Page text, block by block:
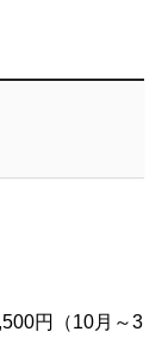
円（10月～3